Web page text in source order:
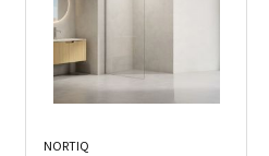
NORTIQ